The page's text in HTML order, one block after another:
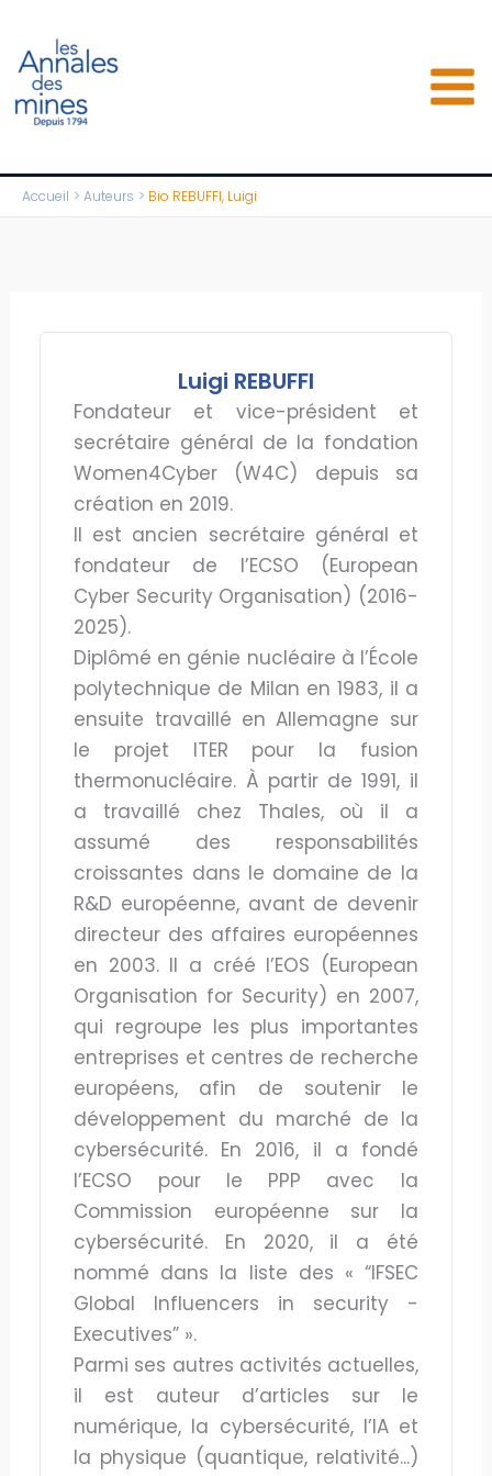
contenu
Accueil Auteurs Bio REBUFFI, Luigi
Luigi REBUFFI
Fondateur et vice-président et
secrétaire général de la fondation
Women4Cyber (W4C) depuis sa
création en 2019.
Il est ancien secrétaire général et
fondateur de l’ECSO (European
Cyber Security Organisation) (2016-
2025).
Diplômé en génie nucléaire à l’École
polytechnique de Milan en 1983, il a
ensuite travaillé en Allemagne sur
le projet ITER pour la fusion
thermonucléaire. À partir de 1991, il
a travaillé chez Thales, où il a
assumé des responsabilités
croissantes dans le domaine de la
R&D européenne, avant de devenir
directeur des affaires européennes
en 2003. Il a créé l’EOS (European
Organisation for Security) en 2007,
qui regroupe les plus importantes
entreprises et centres de recherche
européens, afin de soutenir le
développement du marché de la
cybersécurité. En 2016, il a fondé
l’ECSO pour le PPP avec la
Commission européenne sur la
cybersécurité. En 2020, il a été
nommé dans la liste des « “IFSEC
Global Influencers in security -
Executives” ».
Parmi ses autres activités actuelles,
il est auteur d’articles sur le
numérique, la cybersécurité, l’IA et
la physique (quantique, relativité...)